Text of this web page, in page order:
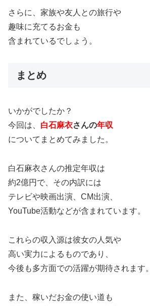
さらに、家族や友人との旅行や
趣味に充てるお金も
含まれているでしょう。
まとめ
いかがでしたか？
今回は、 白石麻衣さんの年収
についてまとめてみました。
白石麻衣さんの推定年収は
約2億円で、その内訳には
テレビや映画出演、CM出演、
YouTube活動などが含まれています。
これらの収入源は彼女の人気や
高い実力によるものであり、
今後も多方面での活躍が期待されます。
また、稼いだお金の使い道も